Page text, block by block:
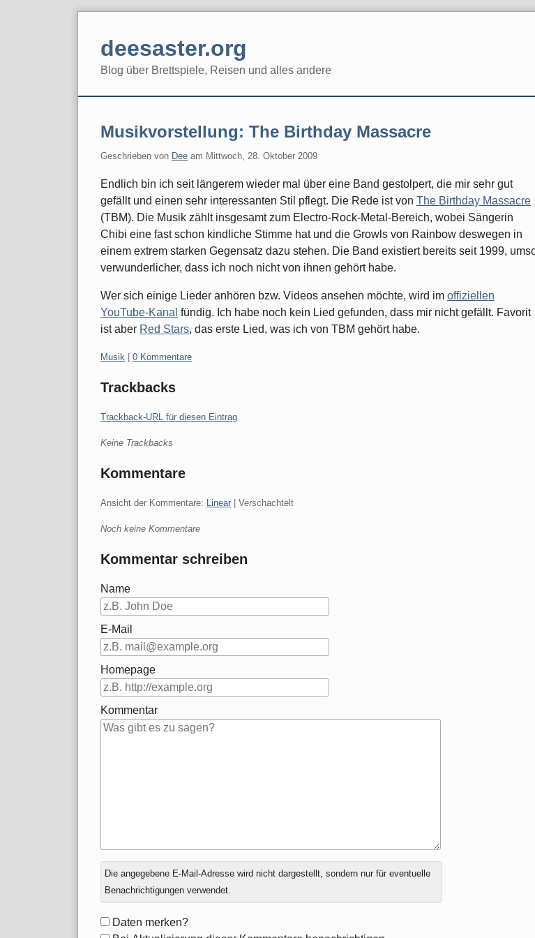
deesaster.org
Blog über Brettspiele, Reisen und alles andere
Musikvorstellung: The Birthday Massacre
Geschrieben von Dee am Mittwoch, 28. Oktober 2009
Endlich bin ich seit längerem wieder mal über eine Band gestolpert, die mir sehr gut
gefällt und einen sehr interessanten Stil pflegt. Die Rede ist von The Birthday Massacre
(TBM). Die Musik zählt insgesamt zum Electro-Rock-Metal-Bereich, wobei Sängerin
Chibi eine fast schon kindliche Stimme hat und die Growls von Rainbow deswegen in
einem extrem starken Gegensatz dazu stehen. Die Band existiert bereits seit 1999,
verwunderlicher, dass ich noch nicht von ihnen gehört habe.
Wer sich einige Lieder anhören bzw. Videos ansehen möchte, wird im offiziellen
YouTube-Kanal fündig. Ich habe noch kein Lied gefunden, dass mir nicht gefällt. Favorit
ist aber Red Stars, das erste Lied, was ich von TBM gehört habe.
Kategorien:
Musik | 0 Kommentare
Trackbacks
Trackback-URL für diesen Eintrag
Keine Trackbacks
Kommentare
Ansicht der Kommentare: Linear | Verschachtelt
Noch keine Kommentare
Kommentar schreiben
Name
E-Mail
Homepage
Kommentar
Antwort
zu
Die angegebene E-Mail-Adresse wird nicht dargestellt, sondern nur für eventuelle
Benachrichtigungen verwendet.
Formular-
Daten merken?